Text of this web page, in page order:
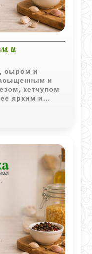
и
сыром и
и
кетчупом
ярким и